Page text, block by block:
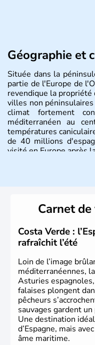
Géographie et
Située dans la
partie de l'Europe de
revendique la propriété
villes non
climat fortement
méditerranéen au
températures
de 40 millions
visité en Europe après
envahissent la
apportent leur langue
s'impose comme la
XIème siècle et le
rejoint le pays à partir
Portugal. Cette
l'Union Européenne en
Carnet
Costa Verde :
rafraîchit l’été
Loin de l’image
méditerranéennes,
Asturies
falaises plongent
pêcheurs
sauvages gardent un
Une destination
d’Espagne, mais
âme maritime.